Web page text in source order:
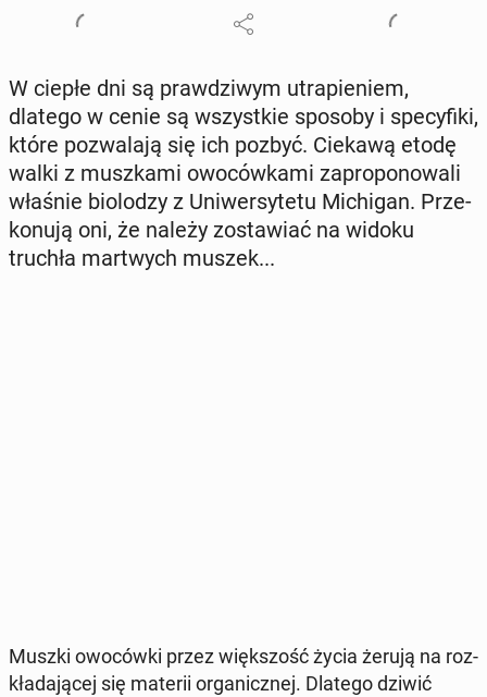
W ciepłe dni są praw­dzi­wym utra­pie­niem,
dlatego w cenie są wszyst­kie sposoby i spe­cy­fi­ki,
które po­zwa­la­ją się ich pozbyć. Ciekawą etodę
walki z musz­ka­mi owo­ców­ka­mi za­pro­po­no­wa­li
właśnie bio­lo­dzy z Uni­wer­sy­te­tu Mi­chi­gan. Prze­
ko­nu­ją oni, że należy zo­sta­wiać na widoku
truchła mar­twych muszek...
Muszki owo­ców­ki przez więk­szość życia żerują na roz­
kła­da­ją­cej się materii or­ga­nicz­nej. Dlatego dziwić